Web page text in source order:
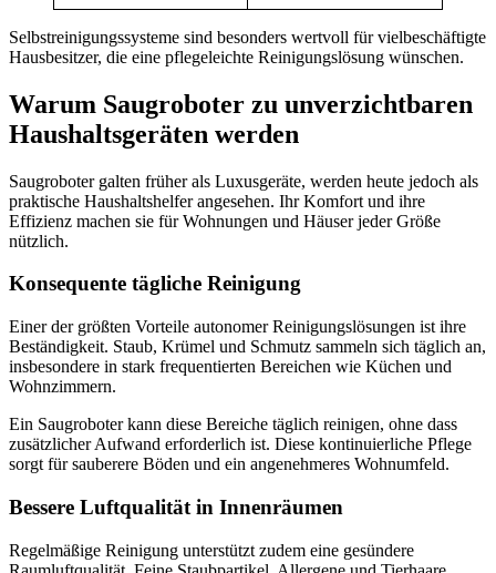
Selbstreinigungssysteme sind besonders wertvoll für vielbeschäftigte
Hausbesitzer, die eine pflegeleichte Reinigungslösung wünschen.
Warum Saugroboter zu unverzichtbaren
Haushaltsgeräten werden
Saugroboter galten früher als Luxusgeräte, werden heute jedoch als
praktische Haushaltshelfer angesehen. Ihr Komfort und ihre
Effizienz machen sie für Wohnungen und Häuser jeder Größe
nützlich.
Konsequente tägliche Reinigung
Einer der größten Vorteile autonomer Reinigungslösungen ist ihre
Beständigkeit. Staub, Krümel und Schmutz sammeln sich täglich an,
insbesondere in stark frequentierten Bereichen wie Küchen und
Wohnzimmern.
Ein Saugroboter kann diese Bereiche täglich reinigen, ohne dass
zusätzlicher Aufwand erforderlich ist. Diese kontinuierliche Pflege
sorgt für sauberere Böden und ein angenehmeres Wohnumfeld.
Bessere Luftqualität in Innenräumen
Regelmäßige Reinigung unterstützt zudem eine gesündere